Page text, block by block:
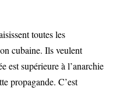
toutes les
cubaine. Ils veulent
est supérieure à l’anarchie
propagande. C’est